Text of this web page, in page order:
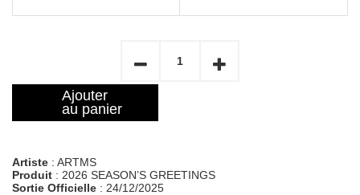
Ajouter
au panier
Artiste : ARTMS
Produit : 2026 SEASON’S GREETINGS
Sortie Officielle : 24/12/2025